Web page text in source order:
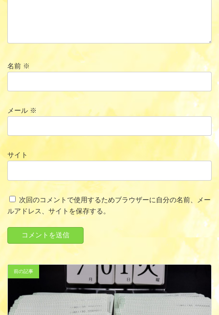
名前 ※
メール ※
サイト
次回のコメントで使用するためブラウザーに自分の名前、メー
ルアドレス、サイトを保存する。
前の記事